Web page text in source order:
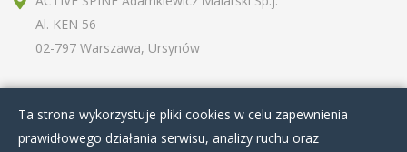
Al. KEN 56
02-797 Warszawa, Ursynów
Ta strona wykorzystuje pliki cookies w celu zapewnienia
prawidłowego działania serwisu, analizy ruchu oraz